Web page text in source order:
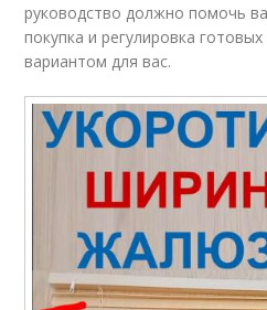
руководство должно помочь
покупка и регулировка
вариантом для вас.